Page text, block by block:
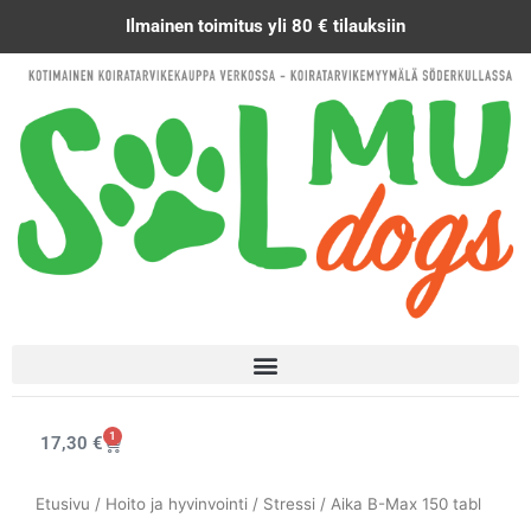
Ilmainen toimitus yli 80 € tilauksiin
17,30 € 1
Cart
Etusivu / Hoito ja hyvinvointi / Stressi / Aika B-Max 150 tabl